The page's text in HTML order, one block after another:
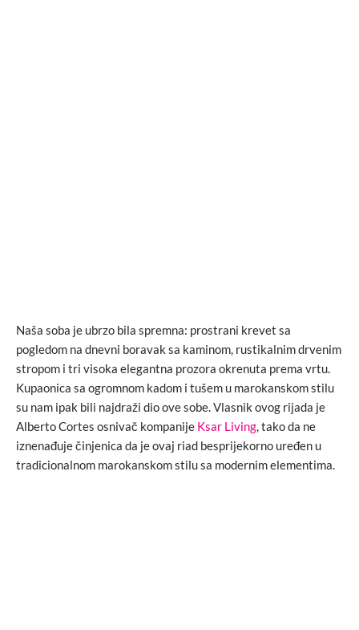
Naša soba je ubrzo bila spremna: prostrani krevet sa
pogledom na dnevni boravak sa kaminom, rustikalnim drvenim
stropom i tri visoka elegantna prozora okrenuta prema vrtu.
Kupaonica sa ogromnom kadom i tušem u marokanskom stilu
su nam ipak bili najdraži dio ove sobe. Vlasnik ovog rijada je
Alberto Cortes osnivač kompanije Ksar Living, tako da ne
iznenađuje činjenica da je ovaj riad besprijekorno uređen u
tradicionalnom marokanskom stilu sa modernim elementima.